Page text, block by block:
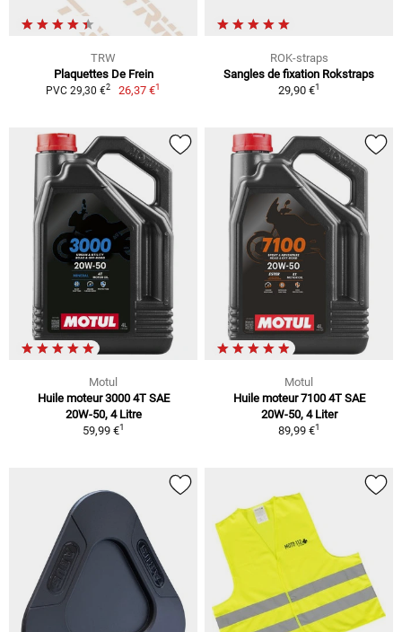
TRW
Plaquettes De Frein
PVC 29,30 €2 26,37 €1
ROK-straps
Sangles de fixation Rokstraps
29,90 €1
Motul
Huile moteur 3000 4T SAE
20W-50, 4 Litre
59,99 €1
Motul
Huile moteur 7100 4T SAE
20W-50, 4 Liter
89,99 €1